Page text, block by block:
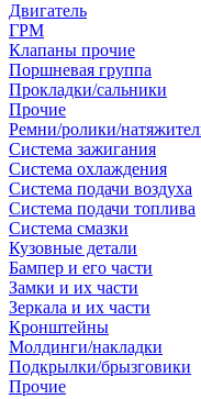
Двигатель
ГРМ
Клапаны прочие
Поршневая группа
Прокладки/сальники
Прочие
Ремни/ролики/
Система зажигания
Система охлаждения
Система подачи воздуха
Система подачи топлива
Система смазки
Кузовные детали
Бампер и его части
Замки и их части
Зеркала и их части
Кронштейны
Молдинги/накладки
Подкрылки/брызговики
Прочие